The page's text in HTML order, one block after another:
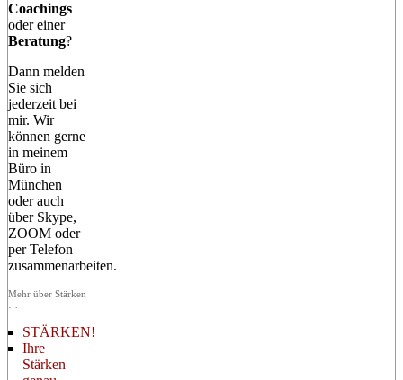
Coachings
oder einer
Beratung?
Dann melden
Sie sich
jederzeit bei
mir. Wir
können gerne
in meinem
Büro in
München
oder auch
über Skype,
ZOOM oder
per Telefon
zusammenarbeiten.
Mehr über Stärken
STÄRKEN!
Ihre
Stärken